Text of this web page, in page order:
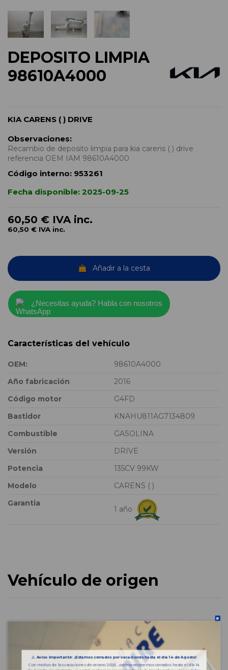
DEPOSITO LIMPIA
98610A4000
KIA CARENS ( ) DRIVE
Observaciones:
Recambio de deposito limpia para kia carens ( ) drive
referencia OEM IAM 98610A4000
Código interno: 953261
Fecha disponible: 2025-09-25
60,50 € IVA inc.
60,50 € IVA inc.
Añadir a la cesta
¿Necesitas ayuda? Habla con nosotros
Características del vehículo
OEM:
98610A4000
Año fabricación
2016
Código motor
G4FD
Bastidor
KNAHU811AG7134809
Combustible
GASOLINA
Versión
DRIVE
Potencia
135CV 99KW
Modelo
CARENS ( )
Garantia
1 año
Vehículo de origen
⚠️ Aviso importante: ¡Estamos cerrados por vacaciones hasta el día 14 de Agosto!
Con motivo de las vacaciones de verano 2026 , permaneceremos cerrados hasta el día 14